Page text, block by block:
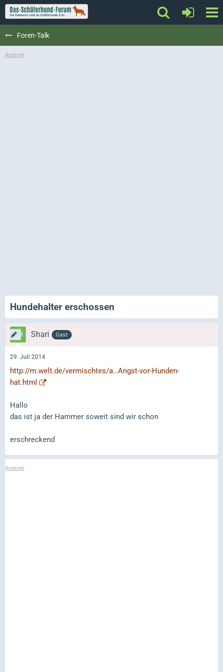
Foren-Talk
Hundehalter erschossen
Shari Gast
29. Juli 2014
http://m.welt.de/vermischtes/a…Angst-vor-Hunden-
hat.html
Hallo
das ist ja der Hammer soweit sind wir schon
erschreckend